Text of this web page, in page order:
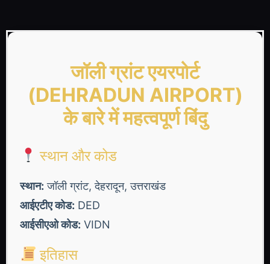
जॉली ग्रांट एयरपोर्ट
(DEHRADUN AIRPORT)
के बारे में महत्वपूर्ण बिंदु
स्थान और कोड
स्थान: जॉली ग्रांट, देहरादून, उत्तराखंड
आईएटीए कोड: DED
आईसीएओ कोड: VIDN
इतिहास